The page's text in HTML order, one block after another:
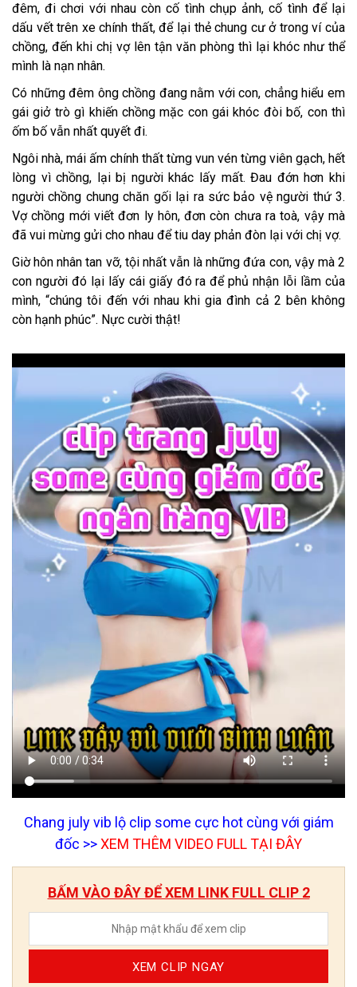
đêm, đi chơi với nhau còn cố tình chụp ảnh, cố tình để lại
dấu vết trên xe chính thất, để lại thẻ chung cư ở trong ví của
chồng, đến khi chị vợ lên tận văn phòng thì lại khóc như thể
mình là nạn nhân.
Có những đêm ông chồng đang nằm với con, chẳng hiểu em
gái giở trò gì khiến chồng mặc con gái khóc đòi bố, con thì
ốm bố vẫn nhất quyết đi.
Ngôi nhà, mái ấm chính thất từng vun vén từng viên gạch, hết
lòng vì chồng, lại bị người khác lấy mất. Đau đớn hơn khi
người chồng chung chăn gối lại ra sức bảo vệ người thứ 3.
Vợ chồng mới viết đơn ly hôn, đơn còn chưa ra toà, vậy mà
đã vui mừng gửi cho nhau để tiu day phản đòn lại với chị vợ.
Giờ hôn nhân tan vỡ, tội nhất vẫn là những đứa con, vậy mà 2
con người đó lại lấy cái giấy đó ra để phủ nhận lỗi lầm của
mình, “chúng tôi đến với nhau khi gia đình cả 2 bên không
còn hạnh phúc”. Nực cười thật!
Chang july vib lộ clip some cực hot cùng với giám
đốc >>XEM THÊM VIDEO FULL TẠI ĐÂY
BẤM VÀO ĐÂY ĐỂ XEM LINK FULL CLIP 2
XEM CLIP NGAY